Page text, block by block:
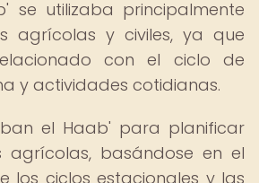
se utilizaba principalmente
agrícolas y civiles, ya que
con el ciclo de
y actividades cotidianas.
el Haab' para planificar
agrícolas, basándose en el
los ciclos estacionales y las